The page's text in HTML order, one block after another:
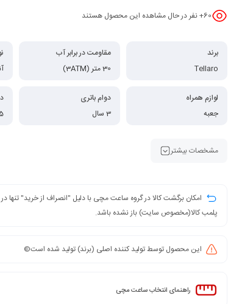
60+ نفر در حال مشاهده این محصول هستند
برند
Tellaro
مقاومت در برابر آب
30 متر (3ATM)
لوازم همراه
جعبه
دوام باتری
3 سال
مشخصات بیشتر
امکان برگشت کالا در گروه ساعت مچی با دلیل "انصراف از خرید" تنها
پلمب کالا(مخصوص سایت) باز نشده باشد.
این محصول توسط تولید کننده اصلی (برند) تولید شده است©️
راهنمای انتخاب ساعت مچی